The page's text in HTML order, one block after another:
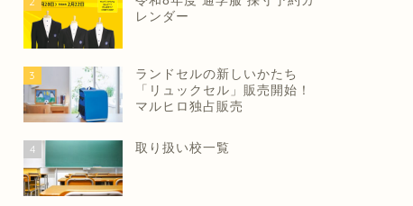
レンダー
3
ランドセルの新しいかたち
「リュックセル」販売開始！
マルヒロ独占販売
4 取り扱い校一覧